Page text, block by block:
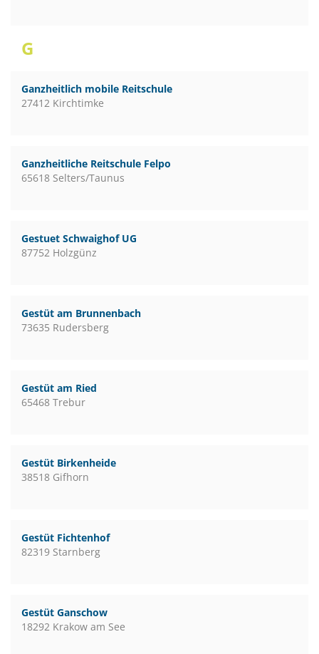
G
Ganzheitlich mobile Reitschule
27412 Kirchtimke
Ganzheitliche Reitschule Felpo
65618 Selters/Taunus
Gestuet Schwaighof UG
87752 Holzgünz
Gestüt am Brunnenbach
73635 Rudersberg
Gestüt am Ried
65468 Trebur
Gestüt Birkenheide
38518 Gifhorn
Gestüt Fichtenhof
82319 Starnberg
Gestüt Ganschow
18292 Krakow am See